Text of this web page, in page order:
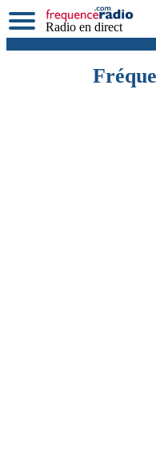
Radio en direct